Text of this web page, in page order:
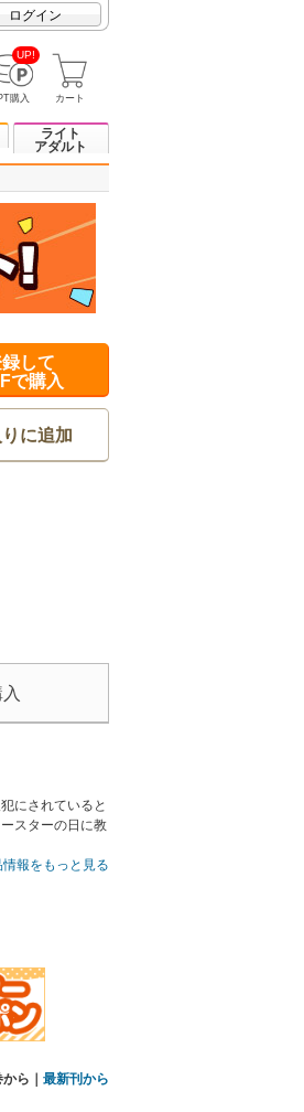
ログイン
UP!
購入 カート
ライト
アダルト
して
で購入
に追加
にされていると
スターの日に教
情報をもっと見る
ら｜ 最新刊から